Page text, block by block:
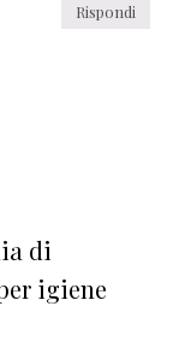
Rispondi
di
igiene